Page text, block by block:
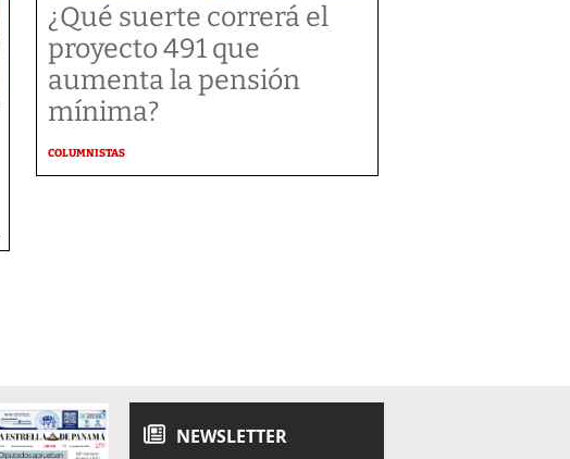
¿Qué suerte correrá el
proyecto 491 que
aumenta la pensión
mínima?
COLUMNISTAS
NEWSLETTER